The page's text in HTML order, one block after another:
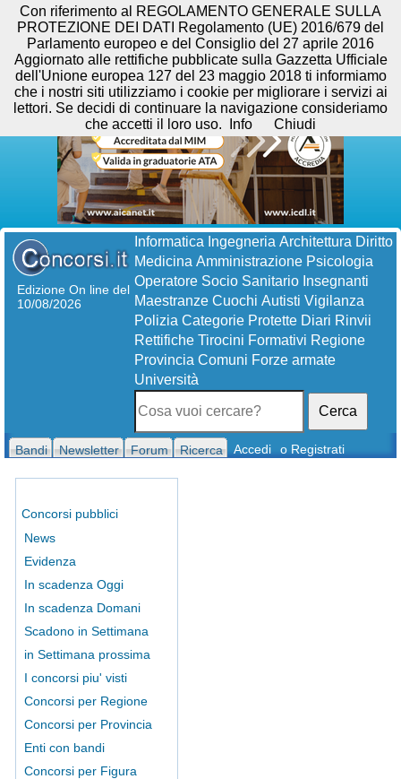
Edizione On line del
10/08/2026
Informatica Ingegneria Architettura Diritto
Medicina Amministrazione Psicologia
Operatore Socio Sanitario Insegnanti
Maestranze Cuochi Autisti Vigilanza
Polizia Categorie Protette Diari Rinvii
Rettifiche Tirocini Formativi Regione
Provincia Comuni Forze armate
Università
Cerca
Bandi Newsletter Forum Ricerca Accedi o Registrati
Concorsi pubblici
News
Evidenza
In scadenza Oggi
In scadenza Domani
Scadono in Settimana
in Settimana prossima
I concorsi piu' visti
Concorsi per Regione
Concorsi per Provincia
Enti con bandi
Concorsi per Figura
Con riferimento al REGOLAMENTO GENERALE SULLA
PROTEZIONE DEI DATI Regolamento (UE) 2016/679 del
Parlamento europeo e del Consiglio del 27 aprile 2016
Aggiornato alle rettifiche pubblicate sulla Gazzetta Ufficiale
dell'Unione europea 127 del 23 maggio 2018 ti informiamo
che i nostri siti utilizziamo i cookie per migliorare i servizi ai
lettori. Se decidi di continuare la navigazione consideriamo
che accetti il loro uso.
Info Chiudi